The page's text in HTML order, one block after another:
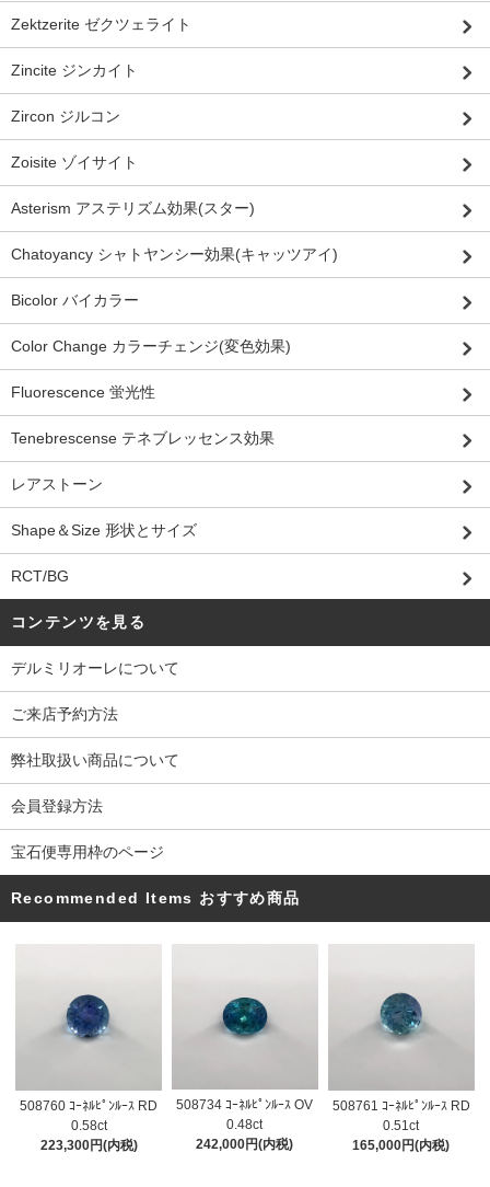
Zektzerite ゼクツェライト
Zincite ジンカイト
Zircon ジルコン
Zoisite ゾイサイト
Asterism アステリズム効果(スター)
Chatoyancy シャトヤンシー効果(キャッツアイ)
Bicolor バイカラー
Color Change カラーチェンジ(変色効果)
Fluorescence 蛍光性
Tenebrescense テネブレッセンス効果
レアストーン
Shape＆Size 形状とサイズ
RCT/BG
コンテンツを見る
デルミリオーレについて
ご来店予約方法
弊社取扱い商品について
会員登録方法
宝石便専用枠のページ
Recommended Items おすすめ商品
508760 ｺｰﾈﾙﾋﾟﾝﾙｰｽ RD
0.58ct
223,300円(内税)
508734 ｺｰﾈﾙﾋﾟﾝﾙｰｽ OV
0.48ct
242,000円(内税)
508761 ｺｰﾈﾙﾋﾟﾝﾙｰｽ RD
0.51ct
165,000円(内税)